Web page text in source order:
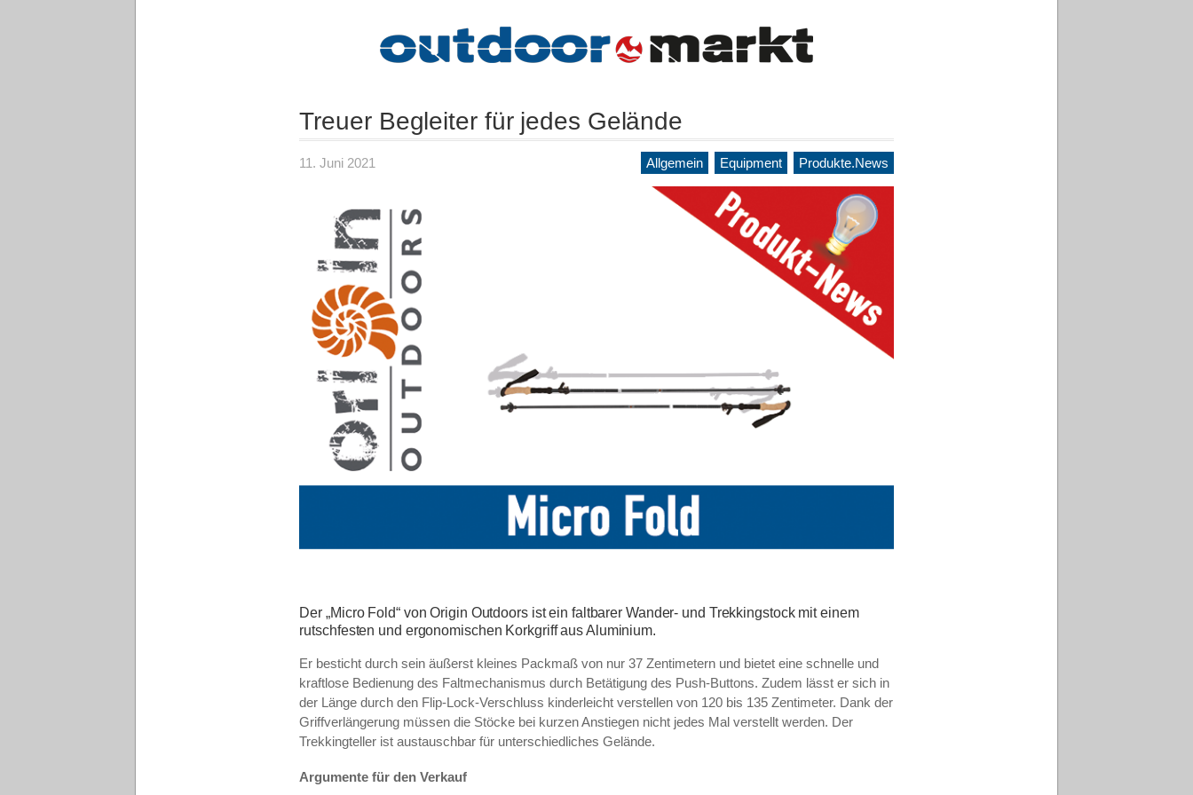
Treuer Begleiter für jedes Gelände
11. Juni 2021 Allgemein Equipment Produkte.News
Der „Micro Fold“ von Origin Outdoors ist ein faltbarer Wander- und Trekkingstock mit einem
rutschfesten und ergonomischen Korkgriff aus Aluminium.
Er besticht durch sein äußerst kleines Packmaß von nur 37 Zentimetern und bietet eine schnelle und
kraftlose Bedienung des Faltmechanismus durch Betätigung des Push-Buttons. Zudem lässt er sich in
der Länge durch den Flip-Lock-Verschluss kinderleicht verstellen von 120 bis 135 Zentimeter. Dank der
Griffverlängerung müssen die Stöcke bei kurzen Anstiegen nicht jedes Mal verstellt werden. Der
Trekkingteller ist austauschbar für unterschiedliches Gelände.
Argumente für den Verkauf